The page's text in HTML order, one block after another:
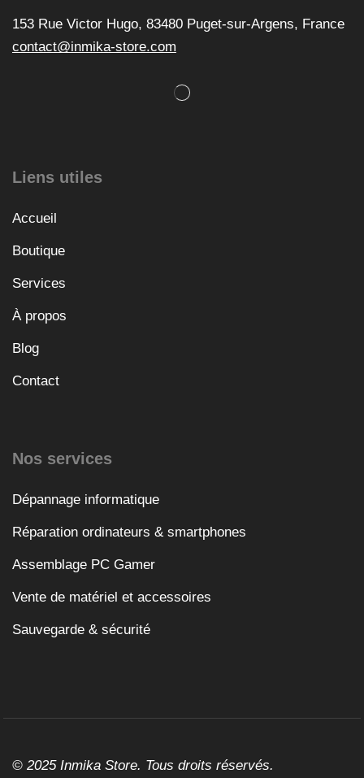
153 Rue Victor Hugo, 83480 Puget-sur-Argens, France
contact@inmika-store.com
Liens utiles
Accueil
Boutique
Services
À propos
Blog
Contact
Nos services
Dépannage informatique
Réparation ordinateurs & smartphones
Assemblage PC Gamer
Vente de matériel et accessoires
Sauvegarde & sécurité
© 2025 Inmika Store. Tous droits réservés.